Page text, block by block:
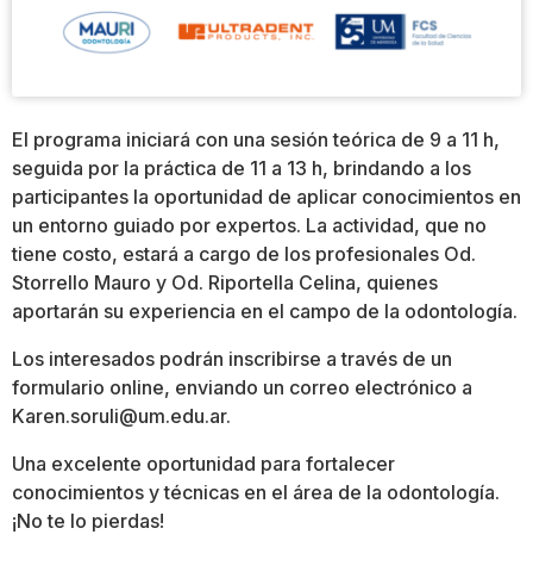
El programa iniciará con una sesión teórica de 9 a 11 h,
seguida por la práctica de 11 a 13 h, brindando a los
participantes la oportunidad de aplicar conocimientos en
un entorno guiado por expertos. La actividad, que no
tiene costo, estará a cargo de los profesionales Od.
Storrello Mauro y Od. Riportella Celina, quienes
aportarán su experiencia en el campo de la odontología.
Los interesados podrán inscribirse a través de un
formulario online, enviando un correo electrónico a
Karen.soruli@um.edu.ar.
Una excelente oportunidad para fortalecer
conocimientos y técnicas en el área de la odontología.
¡No te lo pierdas!